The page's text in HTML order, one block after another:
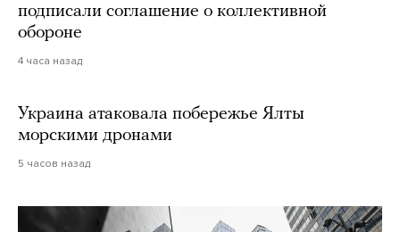
подписали соглашение о коллективной
обороне
4 часа назад
Украина атаковала побережье Ялты
морскими дронами
5 часов назад